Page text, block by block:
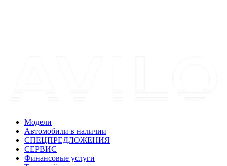
Модели
Автомобили в наличии
СПЕЦПРЕДЛОЖЕНИЯ
СЕРВИС
Финансовые услуги